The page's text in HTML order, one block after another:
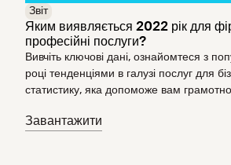
Звіт
Яким виявляється 2022 рік для
професійні послуги?
Вивчіть ключові дані, ознайомтеся з
році тенденціями в галузі послуг для
статистику, яка допоможе вам грамотно
Завантажити